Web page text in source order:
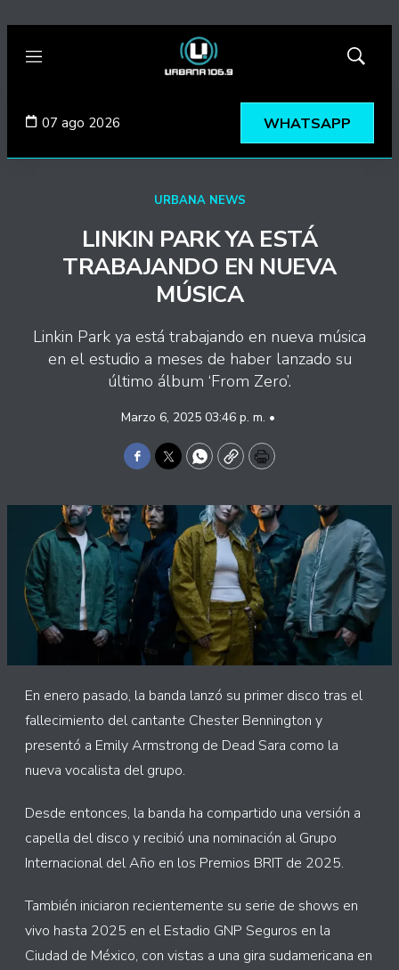
Menú
Mostrar
07 ago 2026 WHATSAPP
URBANA NEWS
LINKIN PARK YA ESTÁ
TRABAJANDO EN NUEVA
MÚSICA
Linkin Park ya está trabajando en nueva música
en el estudio a meses de haber lanzado su
último álbum ‘From Zero’.
Marzo 6, 2025 03:46 p. m. •
Facebook
TwitterWhatsApp
CopyPrint
En enero pasado, la banda lanzó su primer disco tras el
fallecimiento del cantante Chester Bennington y
presentó a Emily Armstrong de Dead Sara como la
nueva vocalista del grupo.
Desde entonces, la banda ha compartido una versión a
capella del disco y recibió una nominación al Grupo
Internacional del Año en los Premios BRIT de 2025.
También iniciaron recientemente su serie de shows en
vivo hasta 2025 en el Estadio GNP Seguros en la
Ciudad de México, con vistas a una gira sudamericana en